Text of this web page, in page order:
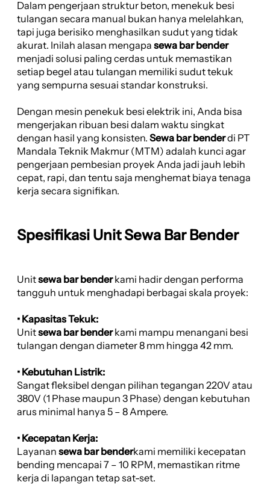
Dalam pengerjaan struktur beton, menekuk besi
tulangan secara manual bukan hanya melelahkan,
tapi juga berisiko menghasilkan sudut yang tidak
akurat. Inilah alasan mengapa sewa bar bender
menjadi solusi paling cerdas untuk memastikan
setiap begel atau tulangan memiliki sudut tekuk
yang sempurna sesuai standar konstruksi.
Dengan mesin penekuk besi elektrik ini, Anda bisa
mengerjakan ribuan besi dalam waktu singkat
dengan hasil yang konsisten. Sewa bar benderdi PT
Mandala Teknik Makmur (MTM) adalah kunci agar
pengerjaan pembesian proyek Anda jadi jauh lebih
cepat, rapi, dan tentu saja menghemat biaya tenaga
kerja secara signifikan.
Spesifikasi Unit Sewa Bar Bender
Unitsewa bar benderkami hadir dengan performa
tangguh untuk menghadapi berbagai skala proyek:
• Kapasitas Tekuk:
Unitsewa bar benderkami mampu menangani besi
tulangan dengan diameter 8 mm hingga 42 mm.
• Kebutuhan Listrik:
Sangat fleksibel dengan pilihan tegangan 220V atau
380V (1 Phase maupun 3 Phase) dengan kebutuhan
arus minimal hanya 5 – 8 Ampere.
• Kecepatan Kerja:
Layanan sewa bar benderkami memiliki kecepatan
bending mencapai 7 – 10 RPM, memastikan ritme
kerja di lapangan tetap sat-set.